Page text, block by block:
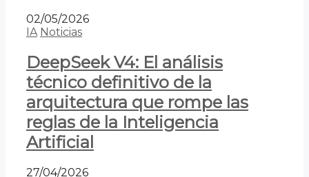
02/05/2026
IA Noticias
DeepSeek V4: El análisis
técnico definitivo de la
arquitectura que rompe las
reglas de la Inteligencia
Artificial
27/04/2026